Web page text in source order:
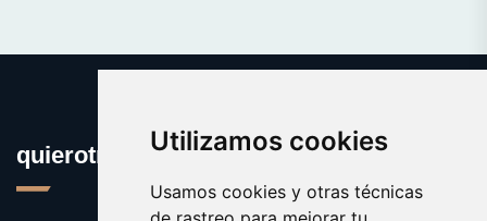
Utilizamos cookies
Usamos cookies y otras técnicas
quierotrabajar.es